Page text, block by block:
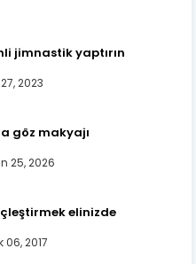
jimnastik yaptırın
2023
göz makyajı
25, 2026
elinizde
06, 2017